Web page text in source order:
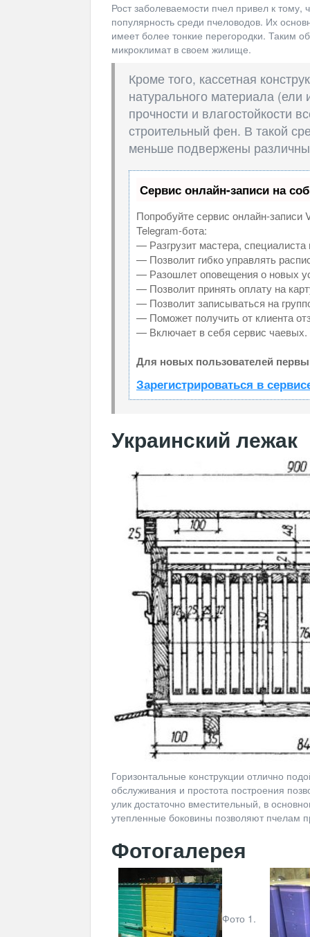
Рост заболеваемости пчел привел к
популярность среди пчеловодов. Их
имеет более тонкие перегородки. Таким
микроклимат в своем жилище.
Кроме того, кассетная
натурального материала
прочности и влагостойкости
строительный фен. В такой
меньше подвержены
Сервис онлайн-записи на
Попробуйте сервис онлайн-записи
Telegram-бота:
— Разгрузит мастера,
— Позволит гибко управлять
— Разошлет оповещения о новых
— Позволит принять оплату на
— Позволит записываться на
— Поможет получить от клиента
— Включает в себя сервис чаевых.
Для новых пользователей
Зарегистрироваться в
Украинский лежак
Горизонтальные конструкции отлично
обслуживания и простота построения
улик достаточно вместительный, в
утепленные боковины позволяют пчелам
Фотогалерея
Фото 1.